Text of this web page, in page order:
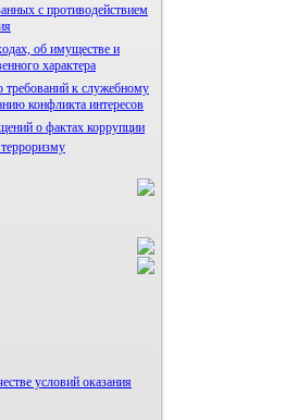
с противодействием
об имуществе и
характера
к служебному
конфликта интересов
о фактах коррупции
науки
условий оказания